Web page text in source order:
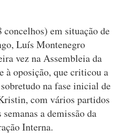
em situação de
Luís Montenegro
vez na Assembleia da
à oposição, que criticou a
na fase inicial de
com vários partidos
a demissão da
Interna.